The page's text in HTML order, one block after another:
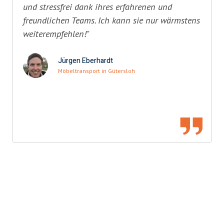
und stressfrei dank ihres erfahrenen und
freundlichen Teams. Ich kann sie nur wärmstens
weiterempfehlen!"
Jürgen Eberhardt
Möbeltransport in Gütersloh